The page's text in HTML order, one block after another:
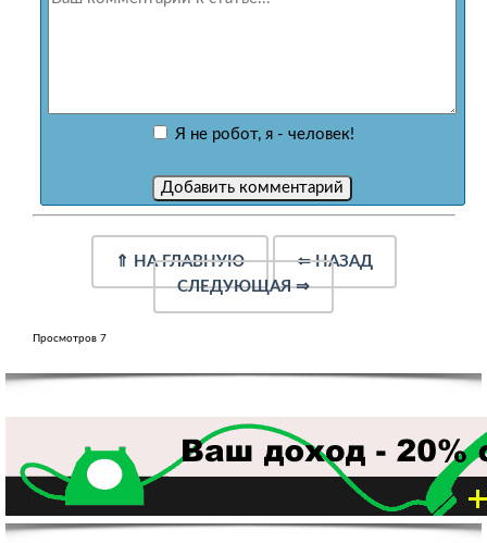
Я не робот, я - человек!
⇑ НА ГЛАВНУЮ ⇐НАЗАД
СЛЕДУЮЩАЯ⇒
Просмотров 7